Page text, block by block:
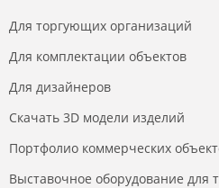
Для торгующих организаций
Для комплектации объектов
Для дизайнеров
Скачать 3D модели изделий
Портфолио коммерческих
Выставочное оборудование для